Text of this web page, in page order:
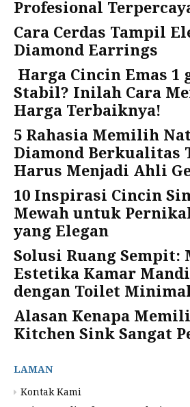
Profesional
Cara Cerdas Tampil
Diamond Earrings
Harga Cincin Emas 1
Stabil? Inilah Cara
Harga Terbaiknya!
5 Rahasia Memilih
Diamond Berkualitas
Harus Menjadi Ahli
10 Inspirasi Cincin
Mewah untuk
yang Elegan
Solusi Ruang Sempit:
Estetika Kamar
dengan Toilet
Alasan Kenapa
Kitchen Sink Sangat
LAMAN
Kontak Kami